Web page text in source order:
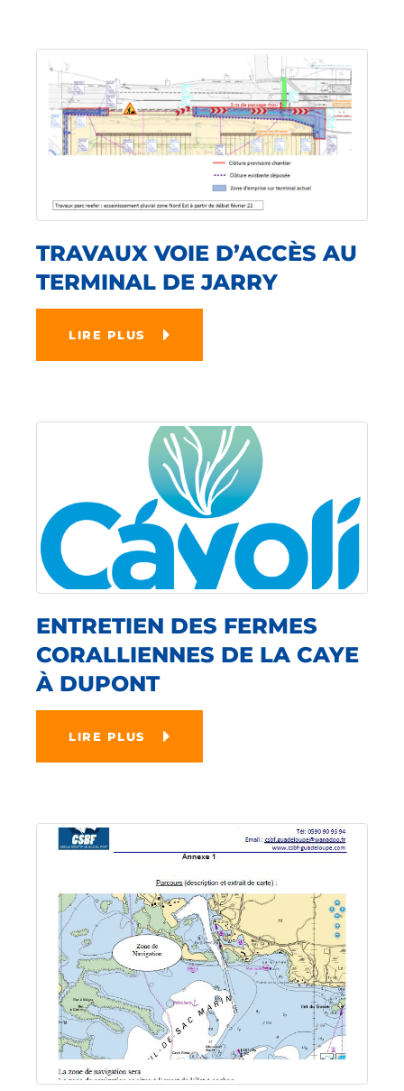
TRAVAUX VOIE D’ACCÈS AU
TERMINAL DE JARRY
LIRE PLUS
ENTRETIEN DES FERMES
CORALLIENNES DE LA CAYE
À DUPONT
LIRE PLUS